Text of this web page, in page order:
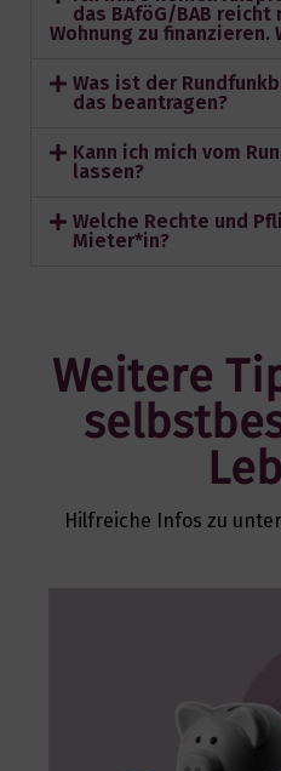
das BAföG/BAB reicht
Wohnung zu finanzieren.
Was ist der
das beantragen?
Kann ich mich vom
lassen?
Welche Rechte und
Mieter*in?
Weitere
Hilfreiche Infos zu